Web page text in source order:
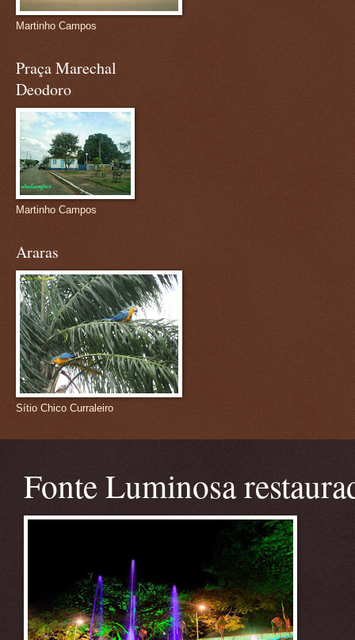
Martinho Campos
Praça Marechal
Deodoro
Martinho Campos
Araras
Sítio Chico Curraleiro
Fonte Luminosa